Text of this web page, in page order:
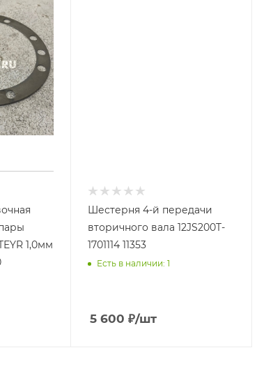
1,0мм
Шестерня 4-й передачи
вторичного вала 12JS200T-
1701114 11353
Есть в наличии: 1
5 600 ₽/шт